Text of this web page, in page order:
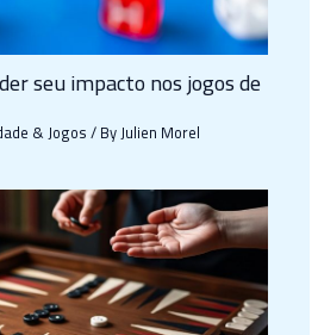
seu impacto nos jogos de
& Jogos/ ByJulien Morel